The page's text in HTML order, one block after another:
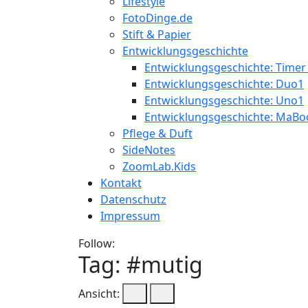
FotoDinge.de
Stift & Papier
Entwicklungsgeschichte
Entwicklungsgeschichte: Timer
Entwicklungsgeschichte: Duo1
Entwicklungsgeschichte: Uno1
Entwicklungsgeschichte:
Pflege & Duft
SideNotes
ZoomLab.Kids
Kontakt
Datenschutz
Impressum
Follow:
Tag: #mutig
Ansicht: